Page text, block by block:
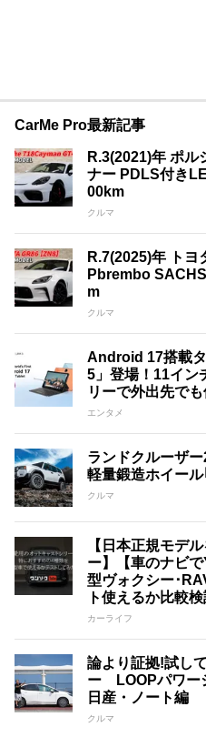
CarMe Pro最新記事
R.3(2021)年 ポル
ナー PDLS付き
00km
クルマ
R.7(2025)年 トヨ
Pbrembo
m
クルマ
Android 17搭載
5」登場！11イン
リーで外出先で
エンタメ
ランドクルーザ
軽量鍛造ホイー
クルマ
【日本正規モデ
ー】【車のナビ
型ヴォクシー･
ト使えるか比較
カーライフ
論より証拠!試し
ー LOOPパワー
日産・ノート編
クルマ